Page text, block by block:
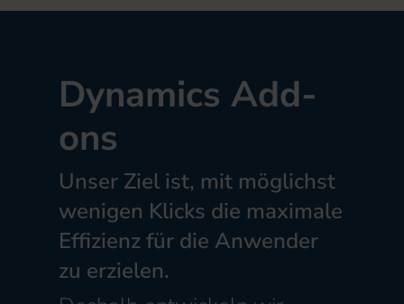
Dynamics Add-
ons
Unser Ziel ist, mit möglichst
wenigen Klicks die maximale
Effizienz für die Anwender
zu erzielen.